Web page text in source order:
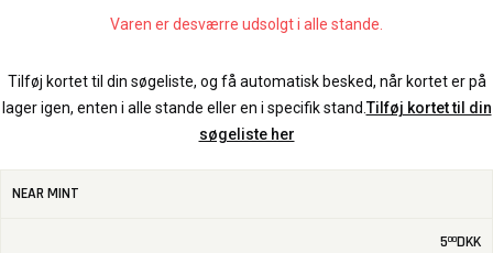
Varen er desværre udsolgt i alle stande.
Tilføj kortet til din søgeliste, og få automatisk besked, når kortet er på
lager igen, enten i alle stande eller en i specifik stand. Tilføj kortet til din
søgeliste her
NEAR MINT
500DKK